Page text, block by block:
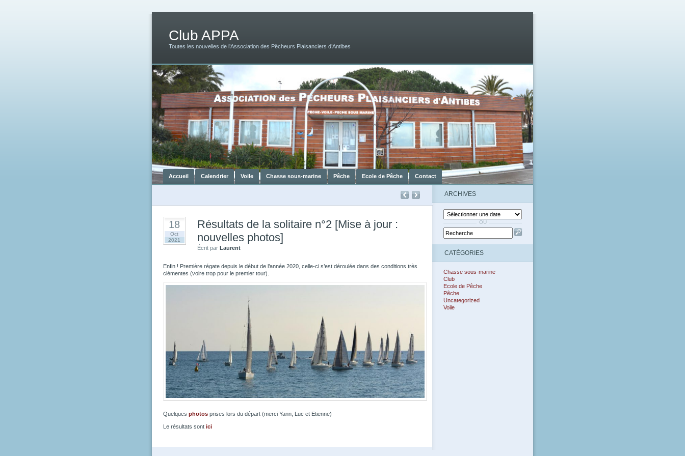
Club APPA
Toutes les nouvelles de l’Association des Pêcheurs Plaisanciers d’Antibes
Accueil Calendrier Voile Chasse sous-marine Pêche Ecole de Pêche Contact
18
Oct
2021
Résultats de la solitaire n°2 [Mise à jour :
nouvelles photos]
Écrit par Laurent
Enfin ! Première régate depuis le début de l’année 2020, celle-ci s’est déroulée dans des conditions très
clémentes (voire trop pour le premier tour).
Quelques photos prises lors du départ (merci Yann, Luc et Etienne)
Le résultats sont ici
ARCHIVES
OU
CATÉGORIES
Chasse sous-marine
Club
Ecole de Pêche
Pêche
Uncategorized
Voile